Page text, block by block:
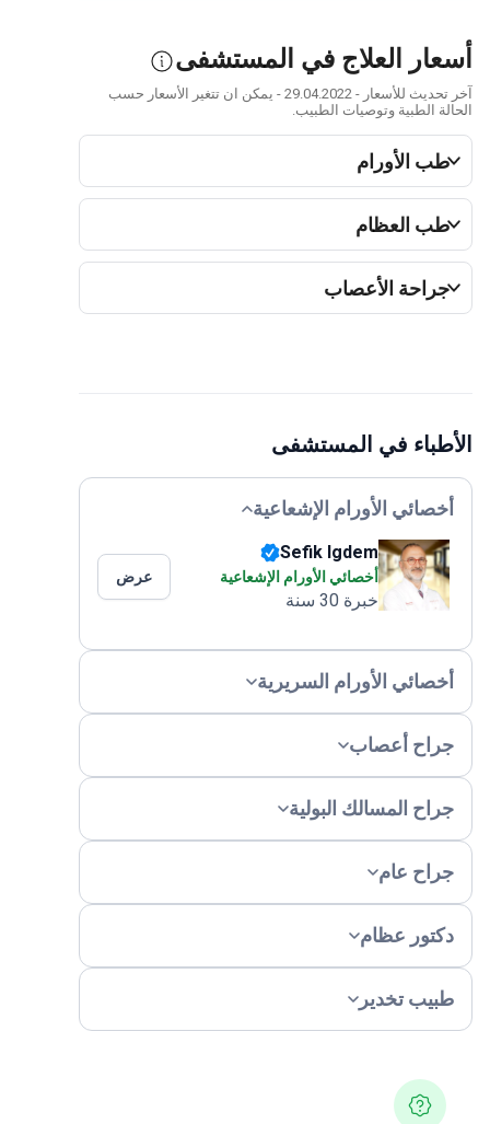
العلاج في المستشفى
آخر تحديث للأسعار - 29.04.2022 - يمكن ان تتغير الأسعار حسب
الطبية وتوصيات الطبيب.
الأورام
العظام
الأعصاب
في المستشفى
الأورام الإشعاعية
Sefik Igdem
أخصائي الأورام الإشعاعية
خبرة 30 سنة
الأورام السريرية
أعصاب
المسالك البولية
عام
عظام
تخدير